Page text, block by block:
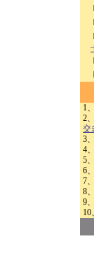
1、
2、
交
3、
4、
5、
6、
7、
8、
9、
10、